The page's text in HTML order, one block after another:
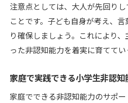
ート
家庭で小学生非認知能
子どもの挑戦心を引き
自己肯定感を育む学習のヒ
小学生非認知能力が自
注意点としては、大人が先回り
ことです。子ども自身が考え、
り確保しましょう。これにより
った非認知能力を着実に育ててい
家庭で実践できる小学生非認
家庭でできる非認知能力のサポ